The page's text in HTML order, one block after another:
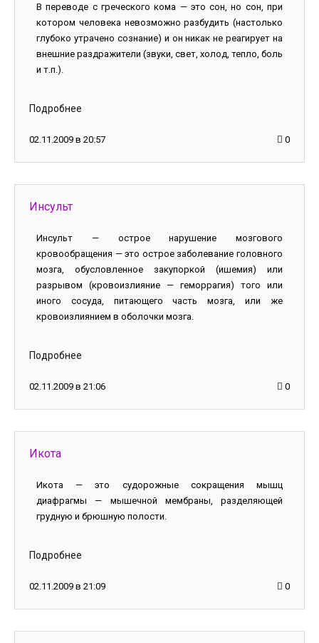
В переводе с греческого кома — это сон, но сон, при
котором человека невозможно разбудить (настолько
глубоко утрачено сознание) и он никак не реагирует на
внешние раздражители (звуки, свет, холод, тепло, боль
и т.п.).
Подробнее
02.11.2009 в 20:57 0
Инсульт
Инсульт — острое нарушение мозгового
кровообращения — это острое заболевание головного
мозга, обусловленное закупоркой (ишемия) или
разрывом (кровоизлияние — геморрагия) того или
иного сосуда, питающего часть мозга, или же
кровоизлиянием в оболочки мозга.
Подробнее
02.11.2009 в 21:06 0
Икота
Икота — это судорожные сокращения мышц
диафрагмы — мышечной мембраны, разделяющей
грудную и брюшную полости.
Подробнее
02.11.2009 в 21:09 0